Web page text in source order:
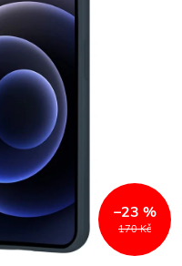
170 Kč
–23 %